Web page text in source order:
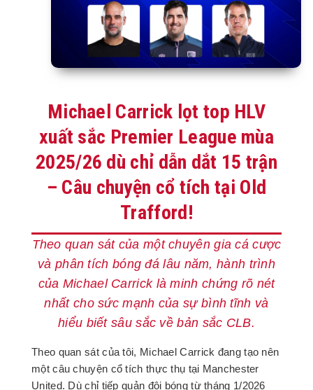
Michael Carrick lọt top HLV
xuất sắc Premier League mùa
2025/26 dù chỉ dẫn dắt 15 trận
– Câu chuyện cổ tích tại Old
Trafford!
Theo quan sát của một chuyên gia cá cược
và phân tích bóng đá lâu năm, hành trình
của Michael Carrick là minh chứng rõ nét
nhất cho sức mạnh của sự bình tĩnh và
hiểu biết sâu sắc về bản sắc CLB.
Theo quan sát của tôi, Michael Carrick đang tạo nên
một câu chuyện cổ tích thực thụ tại Manchester
United. Dù chỉ tiếp quản đội bóng từ tháng 1/2026